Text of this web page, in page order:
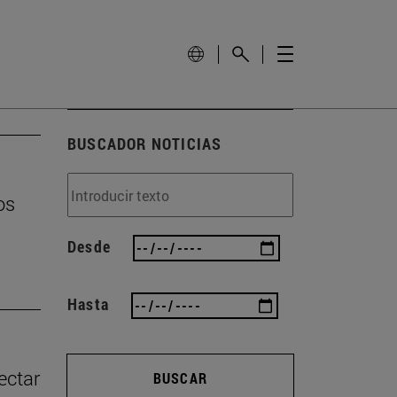
BUSCADOR NOTICIAS
Desde
Hasta
BUSCAR